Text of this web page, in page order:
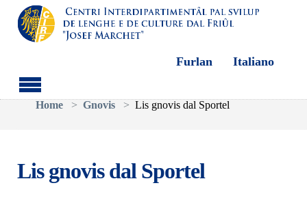
Aller au contenu principal
Furlan Italiano
Vous êtes ici:
Home
Gnovis Lis gnovis dal Sportel
Lis gnovis dal Sportel